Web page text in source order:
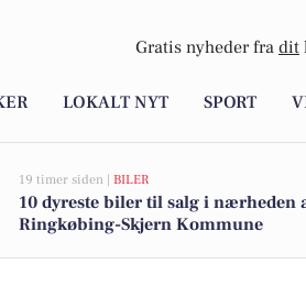
Gratis nyheder fra dit
LOKALT NYT SPORT
19 timer siden | BILER
10 dyreste biler til salg i nærheden
Ringkøbing-Skjern Kommune